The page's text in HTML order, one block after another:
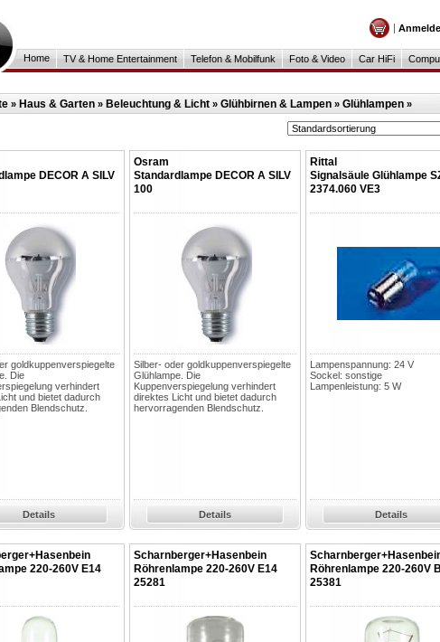
Home TV & Home Entertainment Telefon & Mobilfunk Foto & Video Car HiFi
» Haus & Garten » Beleuchtung & Licht » Glühbirnen & Lampen » Glühlampen »
DECOR A SILV
goldkuppenverspiegelte
Die
verhindert
und bietet dadurch
Blendschutz.
Details
Osram
Standardlampe DECOR A SILV
100
Silber- oder goldkuppenverspiegelte
Glühlampe. Die
Kuppenverspiegelung verhindert
direktes Licht und bietet dadurch
hervorragenden Blendschutz.
Details
Rittal
Signalsäule Glühlampe
2374.060 VE3
Lampenspannung: 24 V
Sockel: sonstige
Lampenleistung: 5 W
Details
220-260V E14
Scharnberger+Hasenbein
Röhrenlampe 220-260V E14
25281
Röhrenlampe 220-260V
25381